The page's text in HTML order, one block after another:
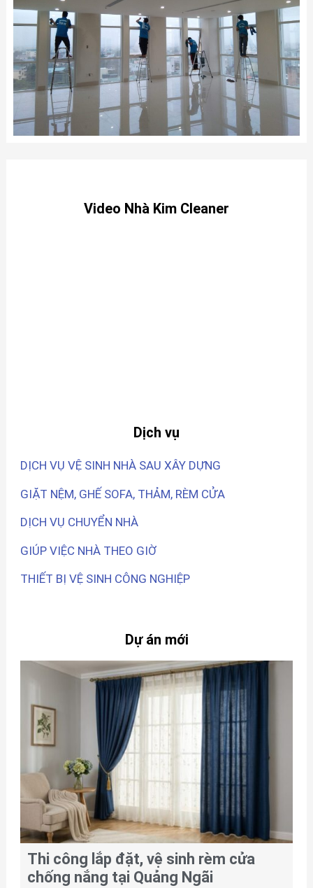
Video Nhà Kim Cleaner
Dịch vụ
DỊCH VỤ VỆ SINH NHÀ SAU XÂY DỰNG
GIẶT NỆM, GHẾ SOFA, THẢM, RÈM CỬA
DỊCH VỤ CHUYỂN NHÀ
GIÚP VIỆC NHÀ THEO GIỜ
THIẾT BỊ VỆ SINH CÔNG NGHIỆP
Dự án mới
Thi công lắp đặt, vệ sinh rèm cửa
chống nắng tại Quảng Ngãi